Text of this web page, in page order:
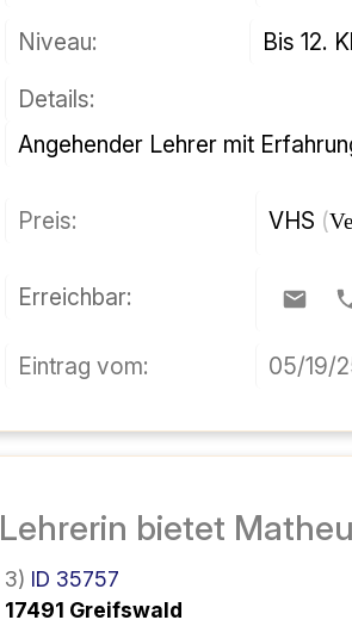
Niveau:
Bis 12.
Details:
Angehender Lehrer mit
Preis: VHS (
Erreichbar:
Eintrag vom: 05/19/
Lehrerin bietet
3) ID 35757
17491 Greifswald